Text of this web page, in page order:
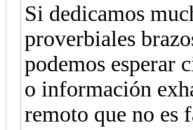
Si dedicamos
proverbiales
podemos esperar
o información
remoto que no es